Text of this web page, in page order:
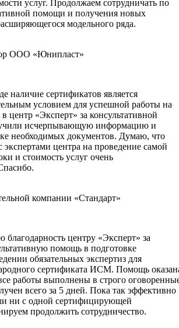
услуг. Продолжаем сотрудничать по
помощи и получения новых
модельного ряда.
ООО «Юнипласт»
наличие сертификатов является
условием для успешной работы на
центр «Эксперт» за консультативной
исчерпывающую информацию и
необходимых документов. Думаю, что
экспертами центра на проведение самой
и стоимость услуг очень
компании «Стандарт»
центру «Эксперт» за
помощь в подготовке
обязательных экспертиз для
сертификата ИСМ. Помощь
работы выполнены в строго
всего за 5 дней. Пока так эффективно
ни с одной сертифицирующей
продолжить сотрудничество.